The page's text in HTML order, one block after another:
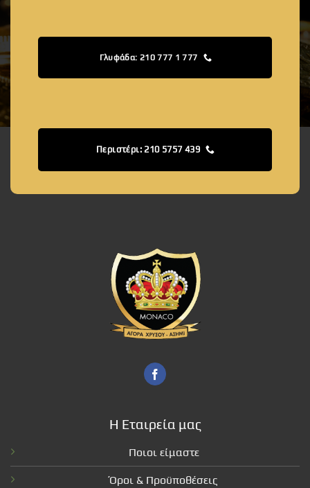
Γλυφάδα: 210 777 1 777
Περιστέρι: 210 5757 439
Η Εταιρεία μας
Ποιοι είμαστε
Όροι & Προϋποθέσεις